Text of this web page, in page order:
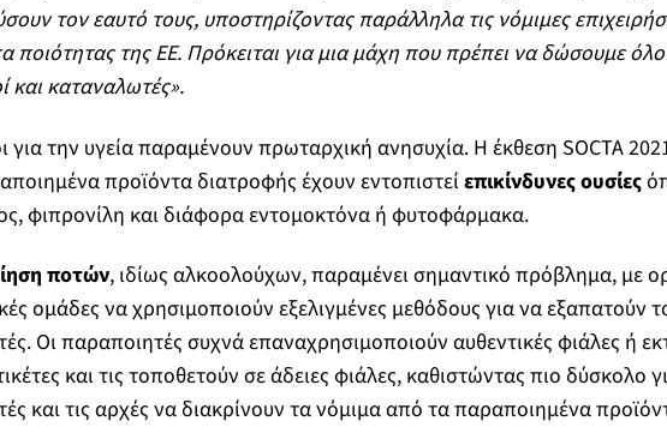
τον εαυτό τους, υποστηρίζοντας παράλληλα τις νόμιμες
ποιότητας της ΕΕ. Πρόκειται για μια μάχη που πρέπει να δώσουμε
και καταναλωτές».
για την υγεία παραμένουν πρωταρχική ανησυχία. Η έκθεση SOCTA
προϊόντα διατροφής έχουν εντοπιστείεπικίνδυνες ουσίες
φιπρονίλη και διάφορα εντομοκτόνα ή φυτοφάρμακα.
ποτών, ιδίως αλκοολούχων, παραμένει σημαντικό πρόβλημα, με
ομάδες να χρησιμοποιούν εξελιγμένες μεθόδους για να εξαπατούν
Οι παραποιητές συχνά επαναχρησιμοποιούν αυθεντικές φιάλες ή
και τις τοποθετούν σε άδειες φιάλες, καθιστώντας πιο δύσκολο
και τις αρχές να διακρίνουν τα νόμιμα από τα παραποιημένα